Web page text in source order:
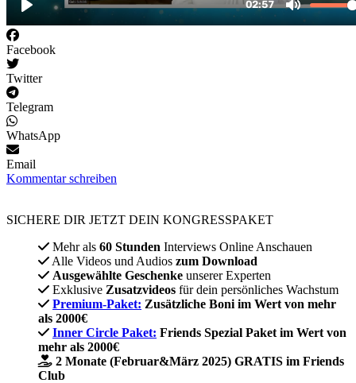
Facebook
Twitter
Telegram
WhatsApp
Email
Kommentar schreiben
SICHERE DIR JETZT DEIN KONGRESSPAKET​
Mehr als 60 Stunden Interviews Online Anschauen
Alle Videos und Audios zum Download
Ausgewählte Geschenke unserer Experten
Exklusive Zusatzvideos für dein persönliches Wachstum
Premium-Paket: Zusätzliche Boni im Wert von mehr
als 2000€
Inner Circle Paket: Friends Spezial Paket im Wert von
mehr als 2000€
2 Monate (Februar&März 2025) GRATIS im Friends
Club